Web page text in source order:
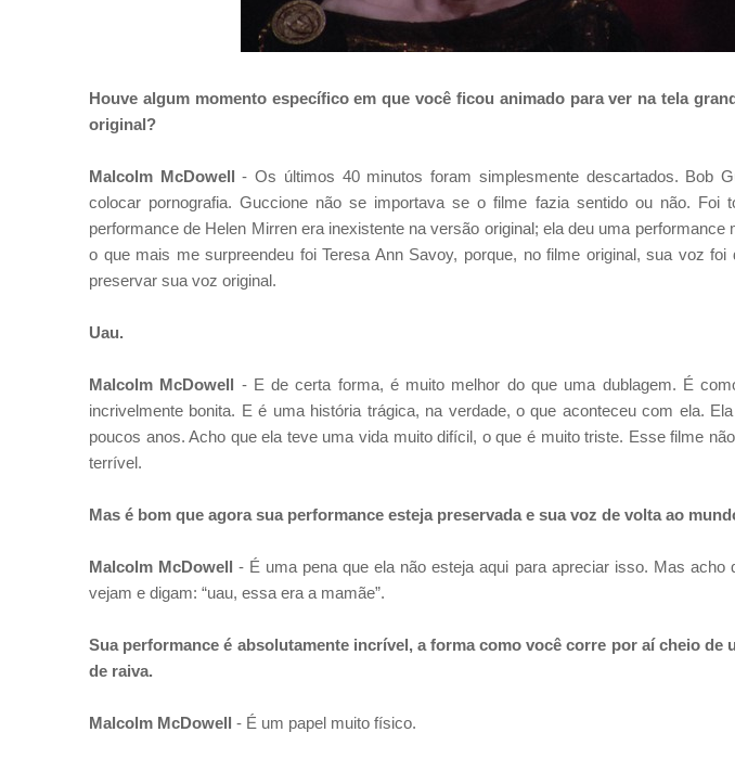
Houve algum momento específico em que você ficou animado para ver na tela
original?
Malcolm McDowell - Os últimos 40 minutos foram simplesmente descartados. Bob
colocar pornografia. Guccione nãose importava se o filme fazia sentido ou não. Foi
performance de Helen Mirren era inexistente na versão original; ela deu uma performance
o que mais me surpreendeu foi Teresa Ann Savoy, porque, no filme original,sua voz foi
preservar sua voz original.
Uau.
Malcolm McDowell -E de certa forma, é muito melhor do que uma dublagem. É
incrivelmente bonita. E é uma história trágica, na verdade, o que aconteceu com ela.
poucos anos. Acho que ela teve uma vida muitodifícil, o que é muito triste. Esse filme
terrível.
Mas é bom que agora sua performance esteja preservada e sua voz de volta ao
Malcolm McDowell - É uma pena que ela não esteja aqui para apreciar isso. Mas acho
vejam e digam: “uau, essa era a mamãe”.
Sua performance é absolutamente incrível, a forma como você corre por aí cheio de
de raiva.
Malcolm McDowell - É um papel muito físico.